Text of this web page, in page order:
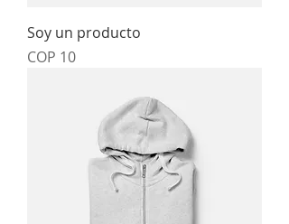
Soy un producto
Price
COP 10